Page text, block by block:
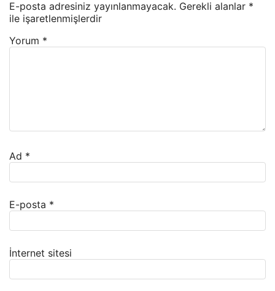
E-posta adresiniz yayınlanmayacak. Gerekli alanlar *
ile işaretlenmişlerdir
Yorum *
Ad *
E-posta *
İnternet sitesi